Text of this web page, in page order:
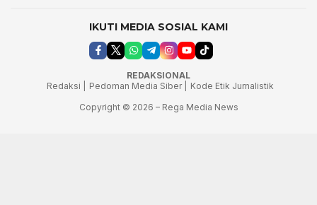
IKUTI MEDIA SOSIAL KAMI
REDAKSIONAL
Redaksi |
Pedoman Media Siber |
Kode Etik Jurnalistik
Copyright © 2026 – Rega Media News